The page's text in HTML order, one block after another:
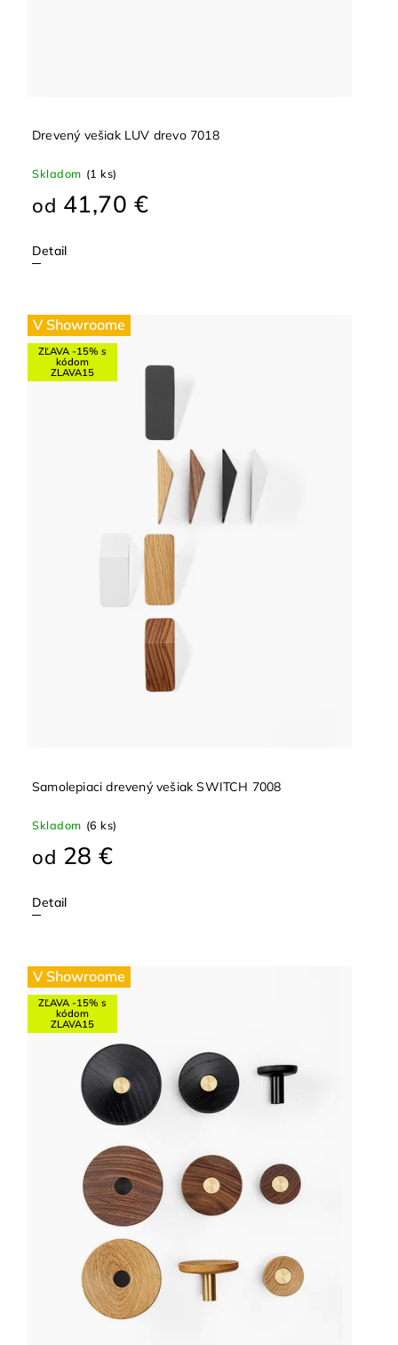
Drevený vešiak LUV drevo 7018
Skladom (1 ks)
od 41,70 €
Detail
V Showroome
ZĽAVA -15% s
kódom
ZLAVA15
Samolepiaci drevený vešiak SWITCH 7008
Skladom (6 ks)
od 28 €
Detail
V Showroome
ZĽAVA -15% s
kódom
ZLAVA15